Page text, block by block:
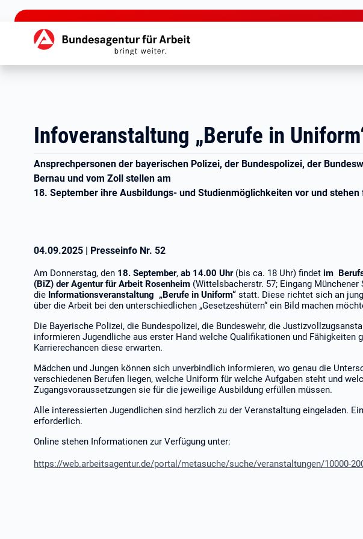
zu den Hauptinhalten springen
Hauptnavigation
Infoveranstaltung „Berufe in
Ansprechpersonen der bayerischen Polizei, der Bundespolizei, der
Bernau und vom Zoll stellen am
18. September ihre Ausbildungs- und Studienmöglichkeiten vor und
04.09.2025 | Presseinfo Nr. 52
Am Donnerstag, den 18. September, ab 14.00 Uhr (bis ca. 18 Uhr) findet im
(BiZ) der Agentur für Arbeit Rosenheim (Wittelsbacherstr. 57; Eingang Münchener
die Informationsveranstaltung „Berufe in Uniform“ statt. Diese richtet sich an
über die Arbeit bei den unterschiedlichen „Gesetzeshütern“ ein Bild machen
Die Bayerische Polizei, die Bundespolizei, die Bundeswehr, die
informieren Jugendliche aus erster Hand welche Qualifikationen und Fähigkeiten
Karrierechancen diese erwarten.
Mädchen und Jungen können sich unverbindlich informieren, wo genau die
verschiedenen Berufen liegen, welche Uniform für welche Aufgaben steht und
Zugangsvoraussetzungen sie für die jeweilige Ausbildung erfüllen müssen.
Alle interessierten Jugendlichen sind herzlich zu der Veranstaltung eingeladen.
erforderlich.
Online stehen Informationen zur Verfügung unter:
https://web.arbeitsagentur.de/portal/metasuche/suche/veranstaltungen/10000-